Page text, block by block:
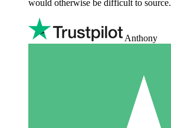
would otherwise be difficult to source.
Anthony